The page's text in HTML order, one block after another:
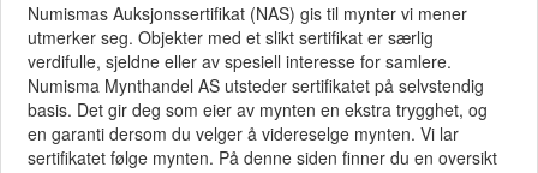
Numismas Auksjonssertifikat (NAS) gis til mynter vi mener
utmerker seg. Objekter med et slikt sertifikat er særlig
verdifulle, sjeldne eller av spesiell interesse for samlere.
Numisma Mynthandel AS utsteder sertifikatet på selvstendig
basis. Det gir deg som eier av mynten en ekstra trygghet, og
en garanti dersom du velger å videreselge mynten. Vi lar
sertifikatet følge mynten. På denne siden finner du en oversikt